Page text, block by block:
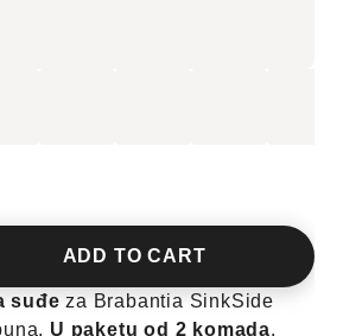
ADD TO CART
suđe za Brabantia SinkSide
U paketu od 2 komada.